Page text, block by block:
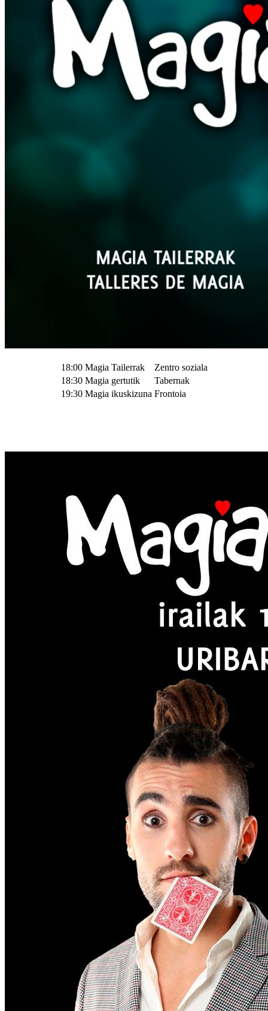
18:00 Magia Tailerrak
Zentro soziala
18:30 Magia gertutik
Tabernak
19:30 Magia ikuskizuna Frontoia